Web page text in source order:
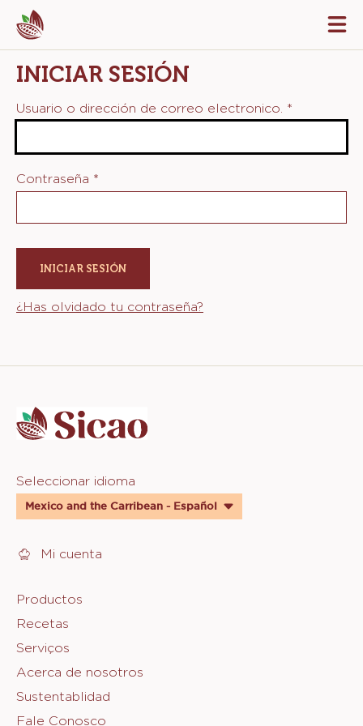
Skip
to
main
content
INICIAR SESIÓN
Usuario o dirección de correo electronico. *
Contraseña *
¿Has olvidado tu contraseña?
info
Website
quick
links
Seleccionar idioma
Mexico and the Carribean - Español
Mi cuenta
Footer
Sicao
Productos
Recetas
Serviços
Acerca de nosotros
Sustentablidad
Fale Conosco